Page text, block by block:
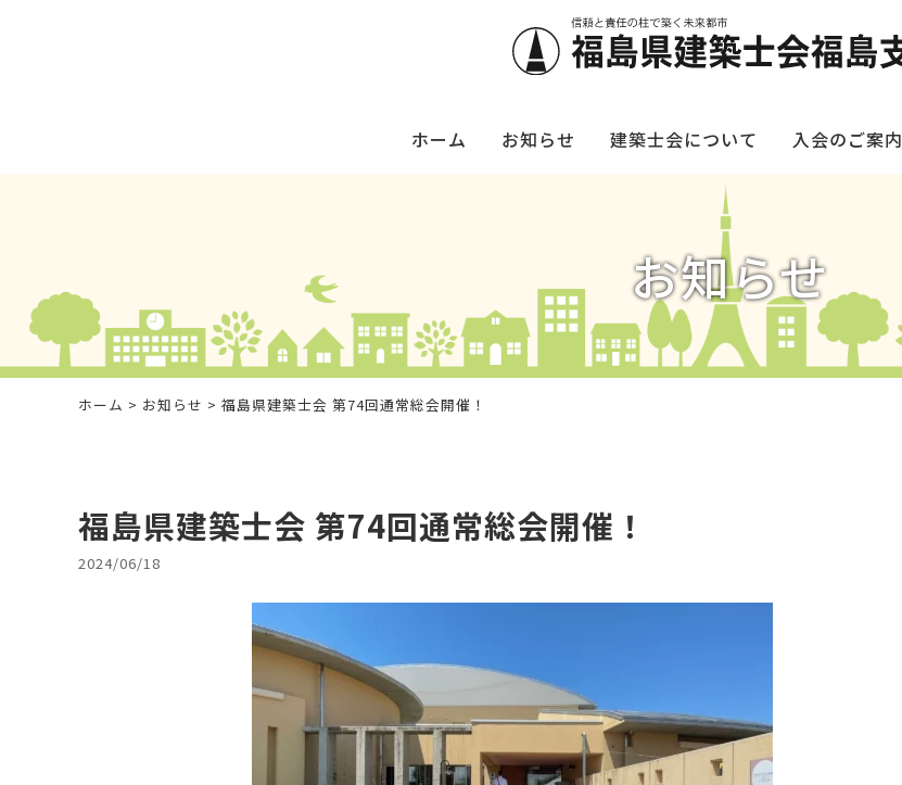
ホーム お知らせ 建築士会について 入会のご案内
お知らせ
ホーム > お知らせ > 福島県建築士会 第74回通常総会開催！
福島県建築士会 第74回通常総会開催！
2024/06/18